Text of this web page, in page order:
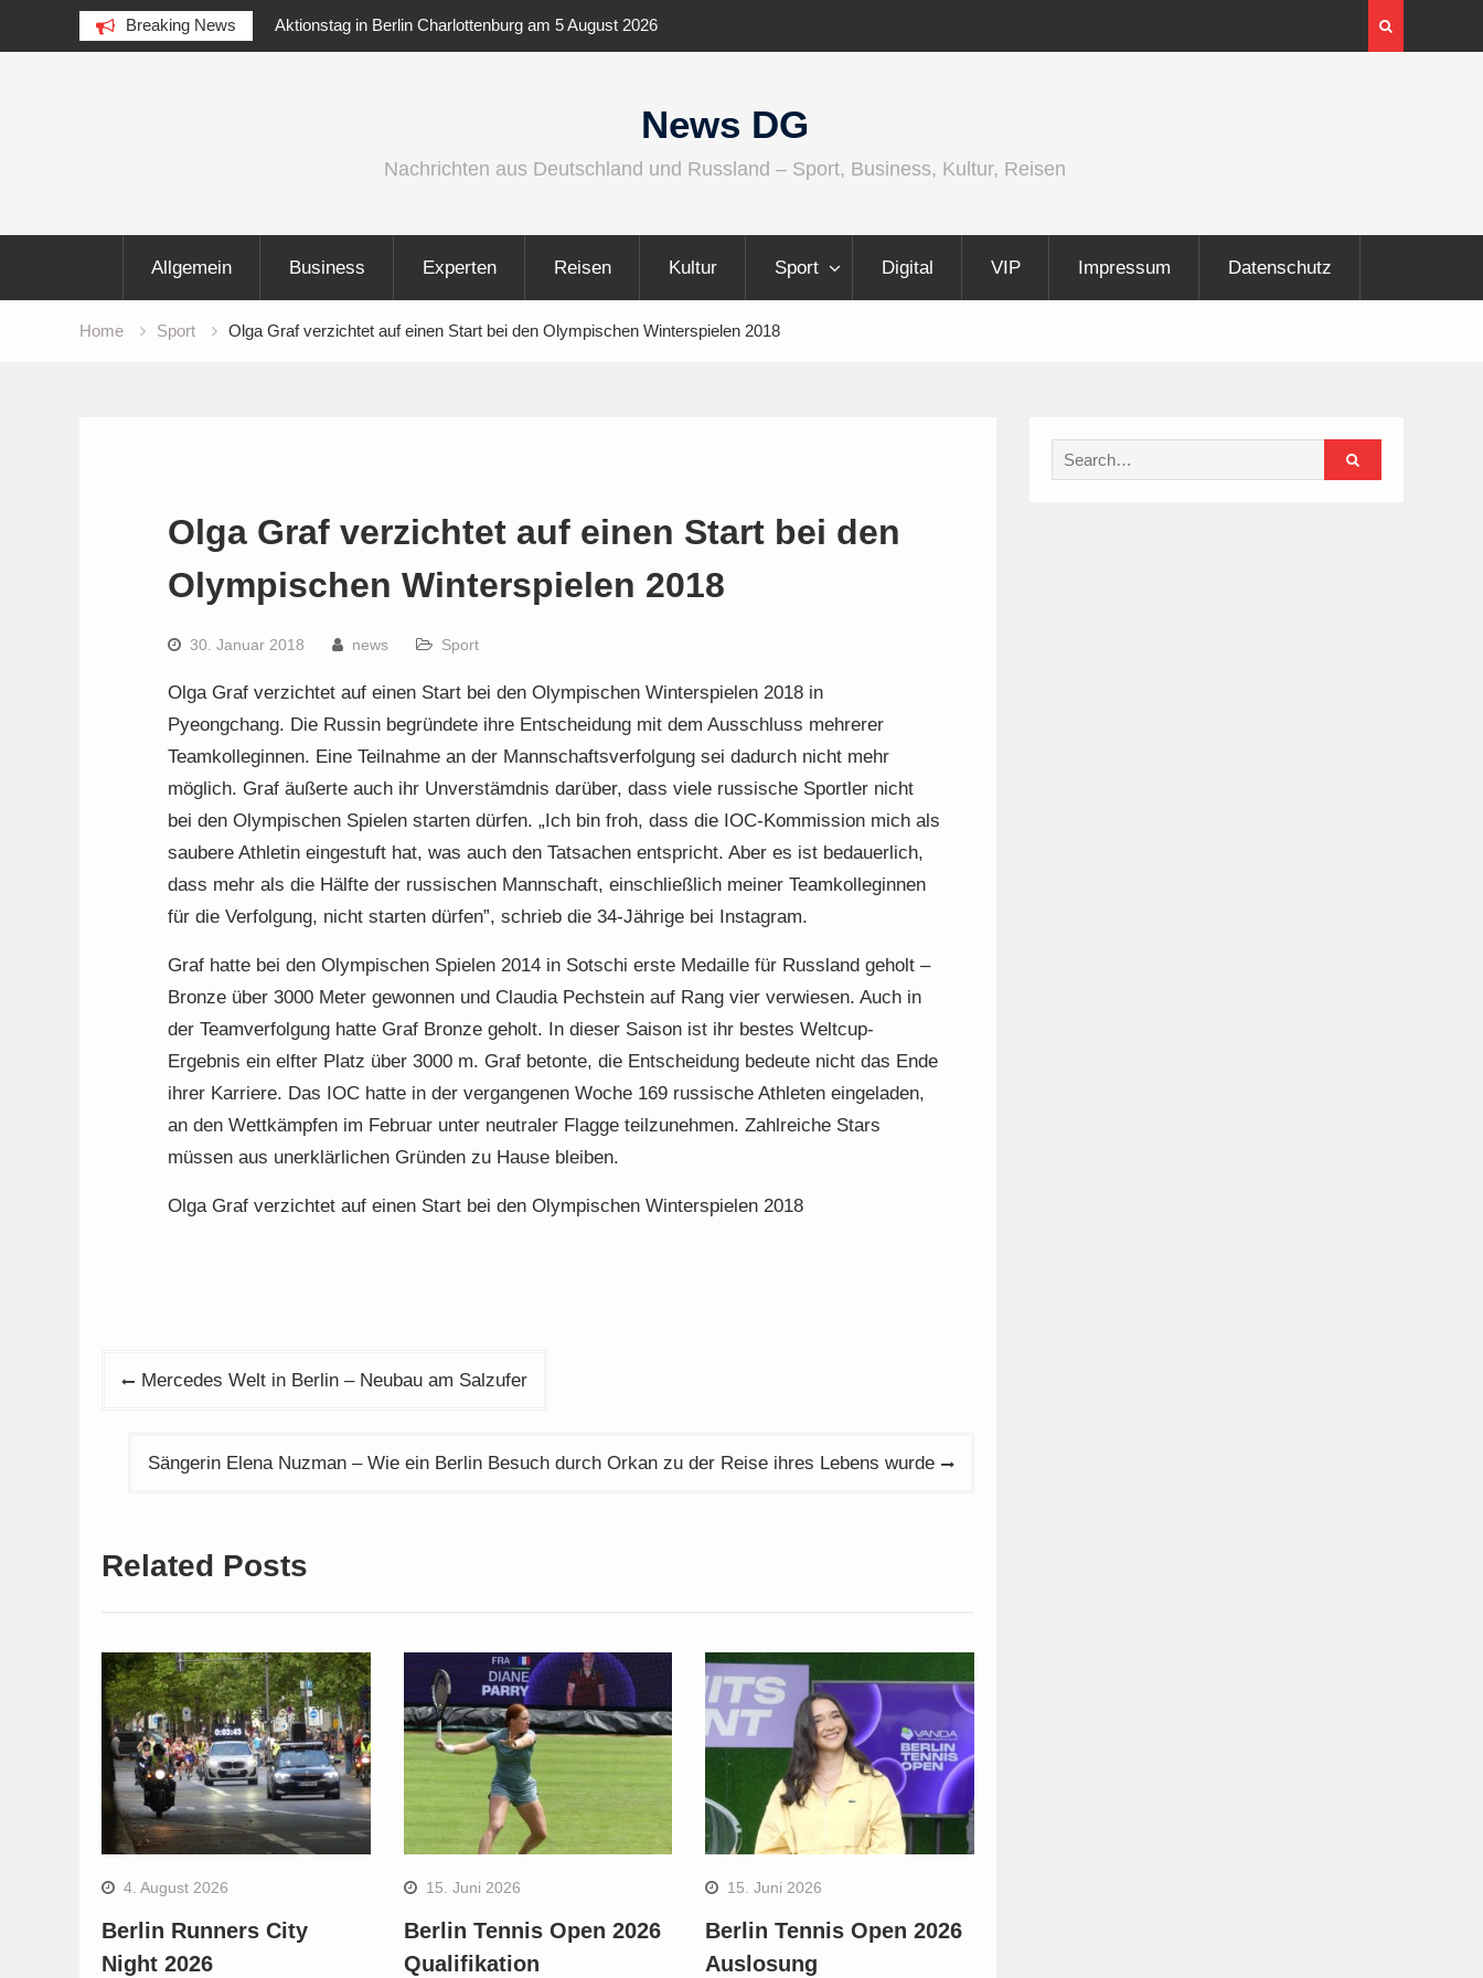
Breaking News
für die
Aktionstag in Berlin Charlottenburg am 5 August 2026
am Goslarer Ufer
IFA 2026 Audio wird größer, internationaler und
vielfältiger
News DG
Nachrichten aus Deutschland und Russland – Sport, Business, Kultur, Reisen
Allgemein Business Experten Reisen Kultur Sport Digital VIP Impressum Datenschutz
Home Sport Olga Graf verzichtet auf einen Start bei den Olympischen Winterspielen 2018
Olga Graf verzichtet auf einen Start bei den
Olympischen Winterspielen 2018
30. Januar 2018 news Sport
Olga Graf verzichtet auf einen Start bei den Olympischen Winterspielen 2018 in
Pyeongchang. Die Russin begründete ihre Entscheidung mit dem Ausschluss mehrerer
Teamkolleginnen. Eine Teilnahme an der Mannschaftsverfolgung sei dadurch nicht mehr
möglich. Graf äußerte auch ihr Unverstämdnis darüber, dass viele russische Sportler nicht
bei den Olympischen Spielen starten dürfen. „Ich bin froh, dass die IOC-Kommission mich als
saubere Athletin eingestuft hat, was auch den Tatsachen entspricht. Aber es ist bedauerlich,
dass mehr als die Hälfte der russischen Mannschaft, einschließlich meiner Teamkolleginnen
für die Verfolgung, nicht starten dürfen”, schrieb die 34-Jährige bei Instagram.
Graf hatte bei den Olympischen Spielen 2014 in Sotschi erste Medaille für Russland geholt –
Bronze über 3000 Meter gewonnen und Claudia Pechstein auf Rang vier verwiesen. Auch in
der Teamverfolgung hatte Graf Bronze geholt. In dieser Saison ist ihr bestes Weltcup-
Ergebnis ein elfter Platz über 3000 m. Graf betonte, die Entscheidung bedeute nicht das Ende
ihrer Karriere. Das IOC hatte in der vergangenen Woche 169 russische Athleten eingeladen,
an den Wettkämpfen im Februar unter neutraler Flagge teilzunehmen. Zahlreiche Stars
müssen aus unerklärlichen Gründen zu Hause bleiben.
Olga Graf verzichtet auf einen Start bei den Olympischen Winterspielen 2018
Beitragsnavigation
Mercedes Welt in Berlin – Neubau am Salzufer
Sängerin Elena Nuzman – Wie ein Berlin Besuch durch Orkan zu der Reise ihres Lebens wurde
Related Posts
4. August 2026
Berlin Runners City
Night 2026
15. Juni 2026
Berlin Tennis Open 2026
Qualifikation
15. Juni 2026
Berlin Tennis Open 2026
Auslosung
Search
for: